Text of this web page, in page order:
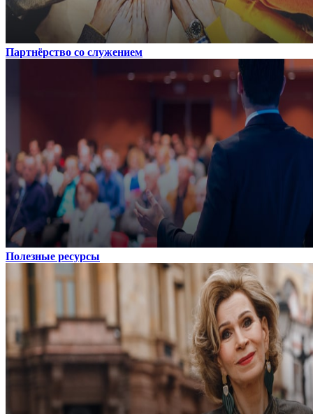
Партнёрство со служением
Полезные ресурсы